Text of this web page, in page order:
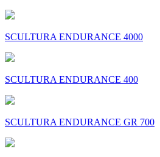
SCULTURA ENDURANCE 4000
SCULTURA ENDURANCE 400
SCULTURA ENDURANCE GR 700